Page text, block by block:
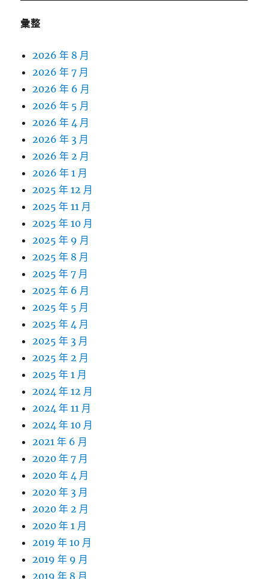
彙整
2026 年 8 月
2026 年 7 月
2026 年 6 月
2026 年 5 月
2026 年 4 月
2026 年 3 月
2026 年 2 月
2026 年 1 月
2025 年 12 月
2025 年 11 月
2025 年 10 月
2025 年 9 月
2025 年 8 月
2025 年 7 月
2025 年 6 月
2025 年 5 月
2025 年 4 月
2025 年 3 月
2025 年 2 月
2025 年 1 月
2024 年 12 月
2024 年 11 月
2024 年 10 月
2021 年 6 月
2020 年 7 月
2020 年 4 月
2020 年 3 月
2020 年 2 月
2020 年 1 月
2019 年 10 月
2019 年 9 月
2019 年 8 月